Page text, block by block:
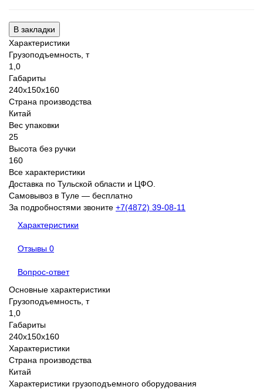
В закладки
Характеристики
Грузоподъемность, т
1,0
Габариты
240х150х160
Страна производства
Китай
Вес упаковки
25
Высота без ручки
160
Все характеристики
Доставка по Тульской области и ЦФО.
Самовывоз в Туле — бесплатно
За подробностями звоните +7(4872) 39-08-11
Характеристики
Отзывы 0
Вопрос-ответ
Основные характеристики
Грузоподъемность, т
1,0
Габариты
240х150х160
Характеристики
Страна производства
Китай
Характеристики грузоподъемного оборудования